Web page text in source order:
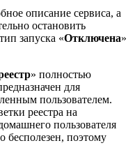
описание сервиса, а
остановить
запуска «Отключена»
» полностью
для
пользователем.
реестра на
пользователя
бесполезен, поэтому